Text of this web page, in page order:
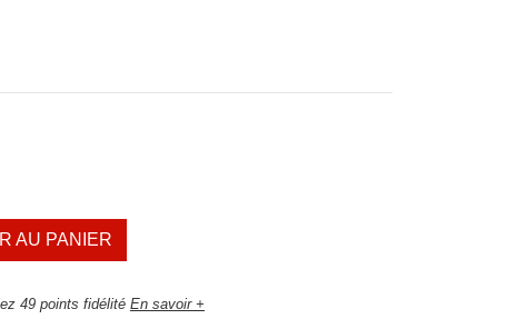
AU PANIER
49 points fidélité En savoir +